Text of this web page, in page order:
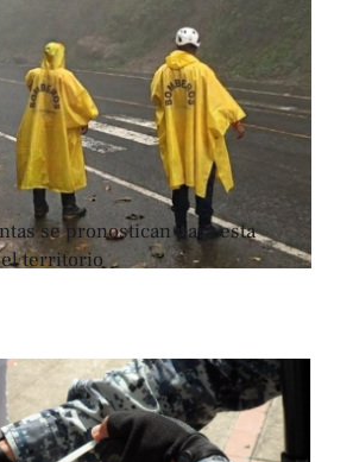
se pronostican para esta
territorio